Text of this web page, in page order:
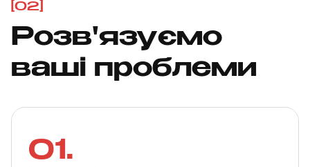
[02]
Розв'язуємо
ваші проблеми
01.